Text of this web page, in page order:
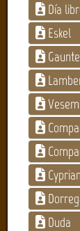
Día
Eskel
Duda